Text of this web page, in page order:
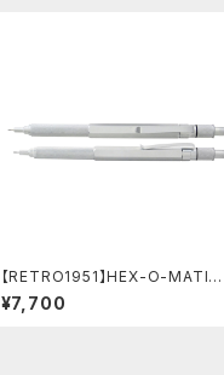
【RETRO1951】HEX-O-MATIC
ヘクソマティックシャープペンシル
(シルバー)
¥7,700